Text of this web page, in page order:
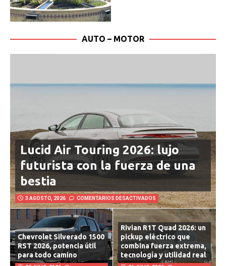
Lucid Air Touring 2026: lujo
futurista con la fuerza de una
bestia
3 AGOSTO, 2026 COMENTARIOS DESACTIVADOS
Chevrolet Silverado 1500
RST 2026, potencia útil
para todo camino
Rivian R1T Quad 2026: un
pickup eléctrico que
combina fuerza extrema,
tecnología y utilidad real